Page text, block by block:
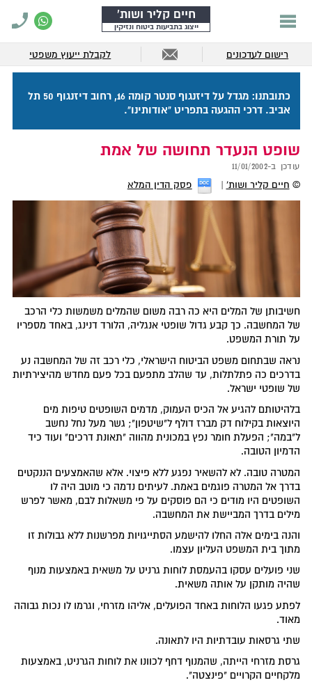
חיים קליר ושות'
ייצוג בתביעות ביטוח ונזיקין
רישום לעדכונים לקבלת ייעוץ משפטי
כתובתנו: מגדל על דיזנגוף סנטר קומה 16, רחוב דיזנגוף 50 תל
אביב. דרכי ההגעה בתפריט "אודותינו".
שופט הנעדר תחושה של אמת
עודכן ב-11/01/2002
© חיים קליר ושות' פסק הדין המלא
חשיבותן של המלים היא כה רבה משום שהמלים משמשות כלי הרכב
של המחשבה. כך קבע גדול שופטי אנגליה, הלורד דנינג, באחד מספריו
על תורת המשפט.
נראה שבתחום משפט הביטוח הישראלי, כלי רכב זה של המחשבה נע
בדרכים כה פתלתלות, עד שהלב מתפעם בכל פעם מחדש מהיצירתיות
של שופטי ישראל.
בלהיטותם להגיע אל הכיס העמוק, מדמים השופטים טיפות מים
היוצאות בקילוח דק מברז דולף ל"שיטפון"; גשר מעל נחל נחשב
ל"במה"; הפעלת חומר נפץ במכונית מהווה "תאונת דרכים" ועוד כיד
הדמיון הטובה.
המטרה טובה. לא להשאיר נפגע ללא פיצוי. אלא שהאמצעים הננקטים
בדרך אל המטרה פוגמים באמת. לעיתים נדמה כי מוטב היה לו
השופטים היו מודים כי הם פוסקים על פי משאלות לבם, מאשר לפרש
מילים בדרך המביישת את המחשבה.
והנה בימים אלה החלו להישמע הסתייגויות מפרשנות ללא גבולות זו
מתוך בית המשפט העליון עצמו.
שני פועלים עסקו בהעמסת לוחות גרניט על משאית באמצעות מנוף
שהיה מותקן על אותה משאית.
לפתע פגעו הלוחות באחד הפועלים, אליהו מזרחי, וגרמו לו נכות גבוהה
מאוד.
שתי גרסאות עובדתיות היו לתאונה.
גרסת מזרחי הייתה, שהמנוף דחף לכוונו את לוחות הגרניט, באמצעות
מלקחיים הקרויים "פינצטה".